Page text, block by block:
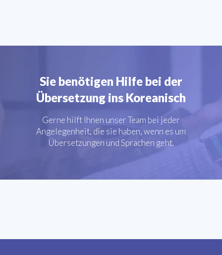
Sie benötigen Hilfe bei der
Übersetzung ins Koreanisch
Gerne hilft Ihnen unser Team bei jeder
Angelegenheit, die sie haben, wenn es um
Übersetzungen und Sprachen geht.